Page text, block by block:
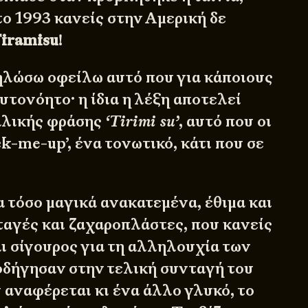
1993 κανείς στην Αμερική δε
!
οφείλω αυτό που για κάποιους
η ίδια η λέξη αποτελεί
φράσης ‘Tirimi su’, αυτό που οι
me-up’, ένα τονωτικό, κάτι που σε
μαγικά ανακατεμένα, έθιμα και
και ζαχαροπλάστες, που κανείς
σίγουρος για τη αλληλουχία των
στην τελική συνταγή του
κι ένα άλλο γλυκό, το